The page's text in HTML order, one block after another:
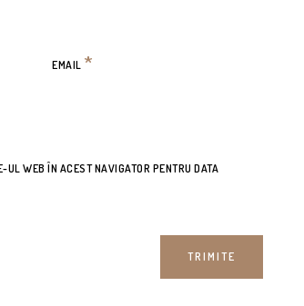
EMAIL *
WEB ÎN ACEST NAVIGATOR PENTRU DATA